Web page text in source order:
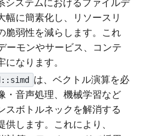
システムにおけるファイルデ
幅に簡素化し、リソースリ
脆弱性を減らします。これ
ーモンやサービス、コンテ
なります。
は、ベクトル演算を必
・音声処理、機械学習など
スボトルネックを解消する
します。これにより、